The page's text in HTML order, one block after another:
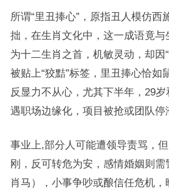
所谓“里丑捧心”，原指丑人模仿西
拙，在生肖文化中，这一成语竟与
为十二生肖之首，机敏灵动，却因
被贴上“狡黠”标签，里丑捧心恰如
反显力不从心，尤其下半年，29
遇职场边缘化，项目被抢或团队停
事业上,部分人可能遭领导责骂，
刚，反可转危为安，感情婚姻则需
肖马），小事争吵或酿信任危机，